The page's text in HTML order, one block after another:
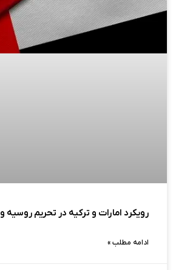
رویکرد امارات و ترکیه در تحریم
ادامه مطلب »